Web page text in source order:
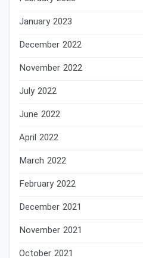
January 2023
December 2022
November 2022
July 2022
June 2022
April 2022
March 2022
February 2022
December 2021
November 2021
October 2021